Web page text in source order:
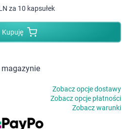
za 10 kapsułek
Kupuję
Zobacz opcje dostawy
Zobacz opcje płatności
Zobacz warunki